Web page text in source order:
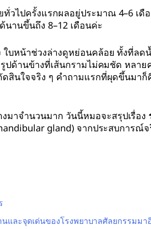
ทั่วไปครั้งแรกผลอยู่ประมาณ 4–6 เดื
านขึ้นถึง 8–12 เดือนค่ะ
ใบหน้าช่วงล่างดูหย่อนคล้อย ทั้งที่ล
ปด้านข้างที่เส้นกรามไม่คมชัด หลาย
ดสินใจจริง ๆ คำถามแรกที่ผุดขึ้นมา
มาจำนวนมาก วันนี้หมอจะสรุปเรื่อง
gland) จากประสบการณ์
ละจุดเด่นของโรงพยาบาลศัลยกรรมมา